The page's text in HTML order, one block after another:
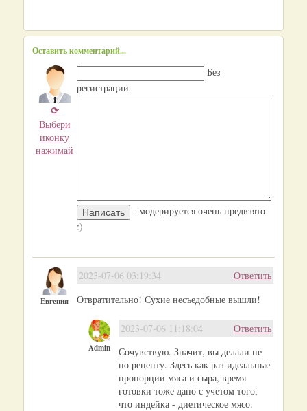
Оставить комментарий...
⟳
Выбери
иконку
нажимай
Без
регистрации
- модерируется очень предвзято
:)
Евгения
Ответить
2023-07-06 03:19:34
Отвратительно! Сухие несъедобные вышли!
Admin
Ответить
2023-07-06 11:18:04
Сочувствую. Значит, вы делали не
по рецепту. Здесь как раз идеальные
пропорции мяса и сыра, время
готовки тоже дано с учетом того,
что индейка - диетическое мясо.